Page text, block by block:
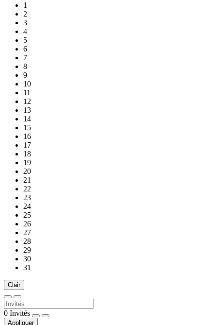
1
2
3
4
5
6
7
8
9
10
11
12
13
14
15
16
17
18
19
20
21
22
23
24
25
26
27
28
29
30
31
Clair
0 Invités
Appliquer